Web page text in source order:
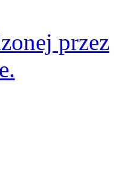
przez